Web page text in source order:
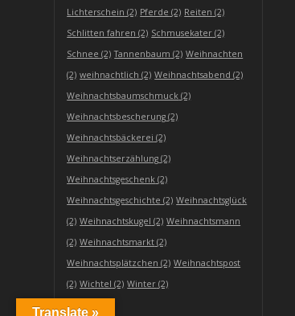
Lichterschein (2) Pferde (2) Reiten (2)
Schlitten fahren (2) Schmusekater (2)
Schnee (2) Tannenbaum (2) Weihnachten
(2) weihnachtlich (2) Weihnachtsabend (2)
Weihnachtsbaumschmuck (2)
Weihnachtsbescherung (2)
Weihnachtsbäckerei (2)
Weihnachtserzählung (2)
Weihnachtsgeschenk (2)
Weihnachtsgeschichte (2) Weihnachtsglück
(2) Weihnachtskugel (2) Weihnachtsmann
(2) Weihnachtsmarkt (2)
Weihnachtsplätzchen (2) Weihnachtspost
(2) Wichtel (2) Winter (2)
Translate »